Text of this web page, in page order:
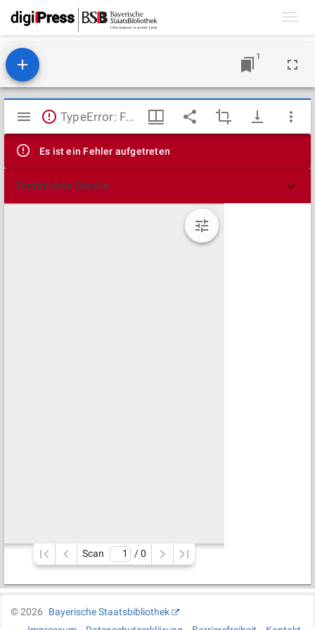
1
Mirador
Viewer
TypeError: Failed to fetch
Es ist ein Fehler aufgetreten
Technische Details
Scan / 0
©2026
Bayerische Staatsbibliothek